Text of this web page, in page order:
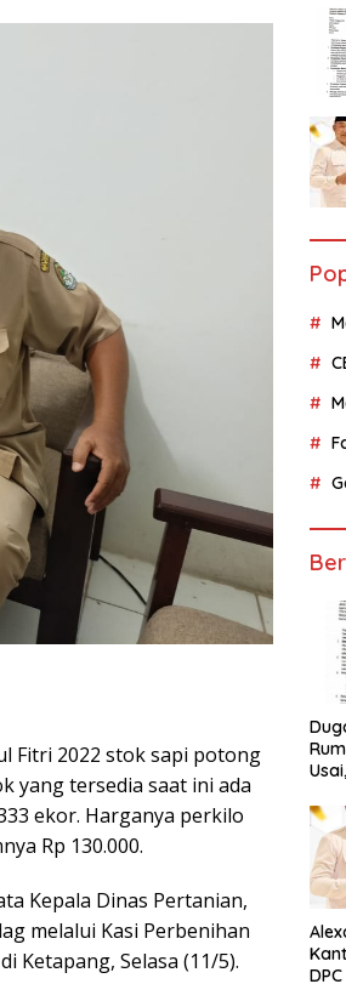
Fitri 2022 stok sapi potong
yang tersedia saat ini ada
ekor. Harganya perkilo
Rp 130.000.
Kepala Dinas Pertanian,
melalui Kasi Perbenihan
Ketapang, Selasa (11/5).